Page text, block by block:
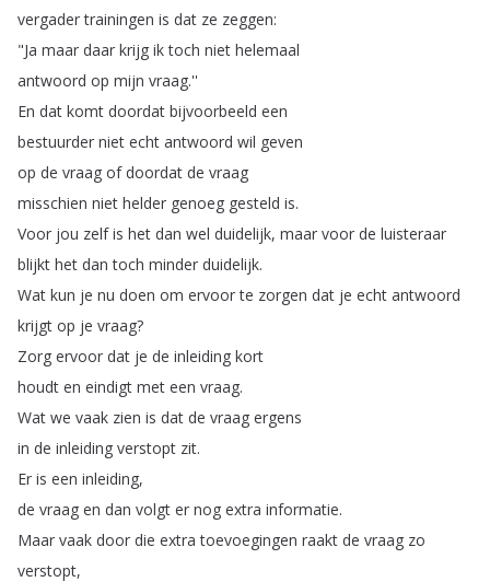
vergader trainingen is dat ze zeggen:
"Ja maar daar krijg ik toch niet helemaal
antwoord op mijn vraag.''
En dat komt doordat bijvoorbeeld een
bestuurder niet echt antwoord wil geven
op de vraag of doordat de vraag
misschien niet helder genoeg gesteld is.
Voor jou zelf is het dan wel duidelijk, maar voor de luisteraar
blijkt het dan toch minder duidelijk.
Wat kun je nu doen om ervoor te zorgen dat je echt antwoord
krijgt op je vraag?
Zorg ervoor dat je de inleiding kort
houdt en eindigt met een vraag.
Wat we vaak zien is dat de vraag ergens
in de inleiding verstopt zit.
Er is een inleiding,
de vraag en dan volgt er nog extra informatie.
Maar vaak door die extra toevoegingen raakt de vraag zo
verstopt,